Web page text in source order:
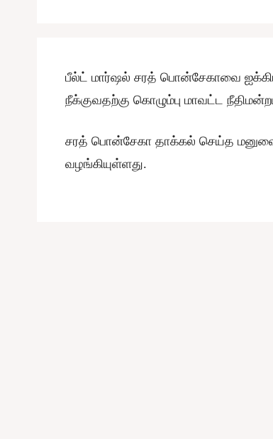
பீல்ட் மார்ஷல் சரத் பொன்சேகாவை
நீக்குவதற்கு கொழும்பு மாவட்ட
சரத் பொன்சேகா தாக்கல் செய்த
வழங்கியுள்ளது.